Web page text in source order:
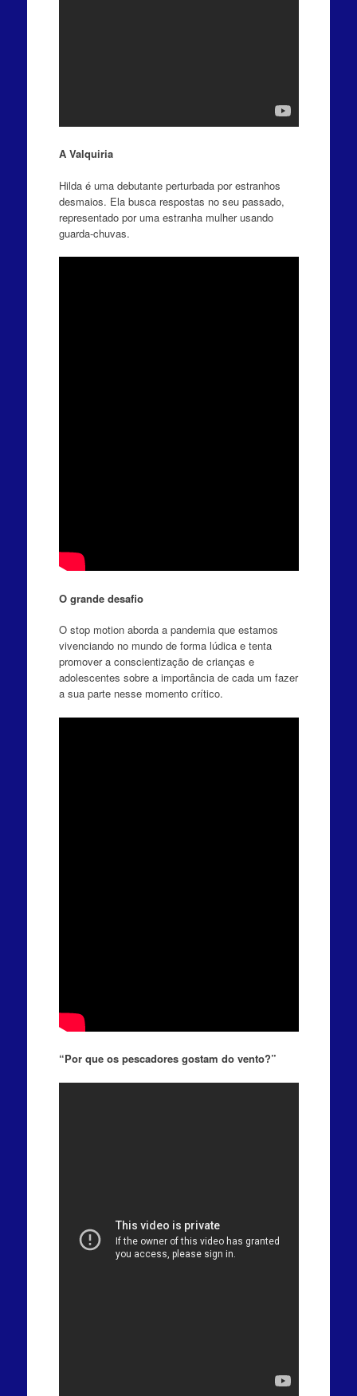
A Valquiria
Hilda é uma debutante perturbada por estranhos
desmaios. Ela busca respostas no seu passado,
representado por uma estranha mulher usando
guarda-chuvas.
O grande desafio
O stop motion aborda a pandemia que estamos
vivenciando no mundo de forma lúdica e tenta
promover a conscientização de crianças e
adolescentes sobre a importância de cada um fazer
a sua parte nesse momento crítico.
“Por que os pescadores gostam do vento?”